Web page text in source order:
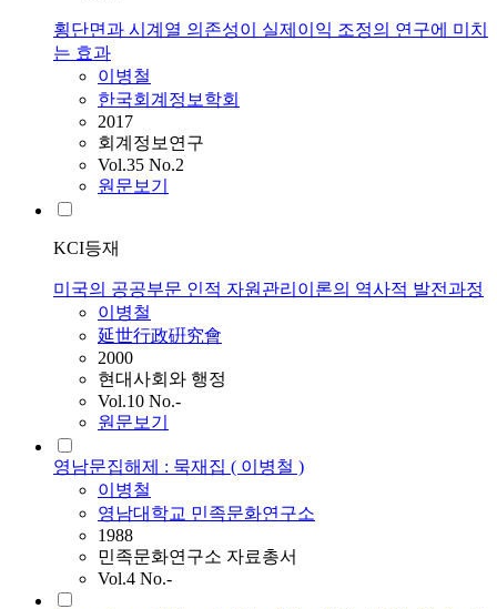
횡단면과 시계열 의존성이 실제이익 조정의 연구에 미치
는 효과
이병철
한국회계정보학회
2017
회계정보연구
Vol.35 No.2
원문보기
KCI등재
미국의 공공부문 인적 자원관리이론의 역사적 발전과정
이병철
延世行政硏究會
2000
현대사회와 행정
Vol.10 No.-
원문보기
영남문집해제 : 묵재집 ( 이병철 )
이병철
영남대학교 민족문화연구소
1988
민족문화연구소 자료총서
Vol.4 No.-